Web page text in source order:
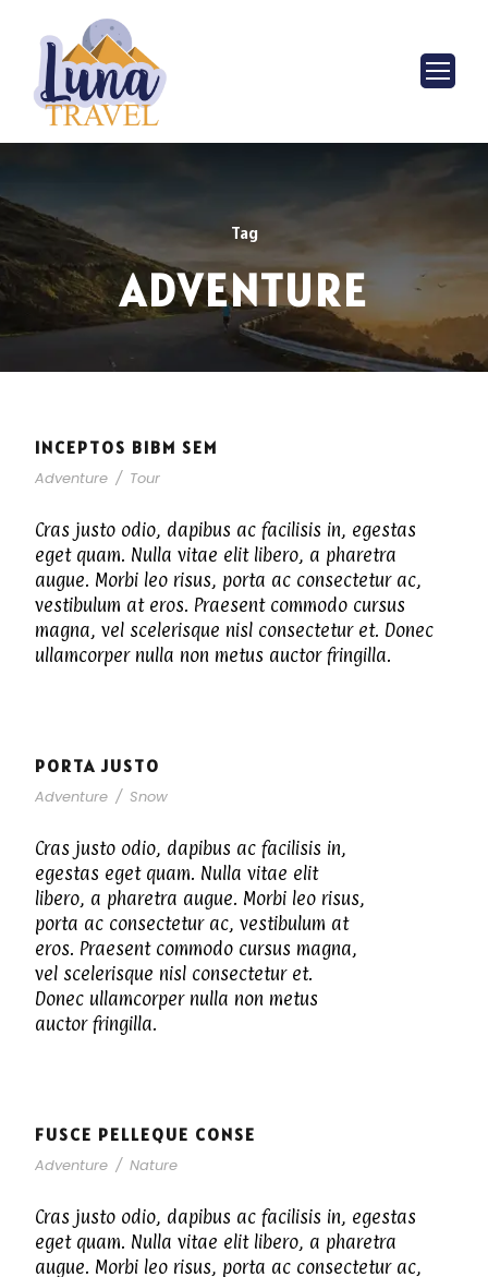
Tag
ADVENTURE
INCEPTOS BIBM SEM
Adventure / Tour
Cras justo odio, dapibus ac facilisis in, egestas
eget quam. Nulla vitae elit libero, a pharetra
augue. Morbi leo risus, porta ac consectetur ac,
vestibulum at eros. Praesent commodo cursus
magna, vel scelerisque nisl consectetur et. Donec
ullamcorper nulla non metus auctor fringilla.
PORTA JUSTO
Adventure / Snow
Cras justo odio, dapibus ac facilisis in,
egestas eget quam. Nulla vitae elit
libero, a pharetra augue. Morbi leo risus,
porta ac consectetur ac, vestibulum at
eros. Praesent commodo cursus magna,
vel scelerisque nisl consectetur et.
Donec ullamcorper nulla non metus
auctor fringilla.
FUSCE PELLEQUE CONSE
Adventure / Nature
Cras justo odio, dapibus ac facilisis in, egestas
eget quam. Nulla vitae elit libero, a pharetra
augue. Morbi leo risus, porta ac consectetur ac,